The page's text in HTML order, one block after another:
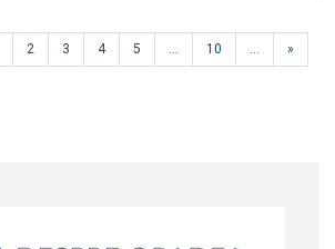
2 3 4 5 10 »